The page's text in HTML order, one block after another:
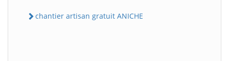
chantier artisan gratuit ANICHE